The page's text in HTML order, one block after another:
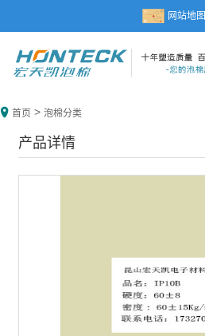
网站地图
首页 > 泡棉分类
产品详情